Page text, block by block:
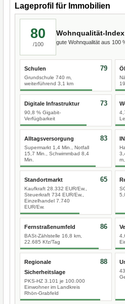
Lageprofil für Immobilien
80
/100
Wohnqualität-Index
gute Wohnqualität aus 100
Schulen
Grundschule 740 m,
weiterführend 3,1 km
79
Digitale Infrastruktur
90,8 % Gigabit-
Verfügbarkeit
73
Alltagsversorgung
Supermarkt 1,4 Min., Notfall
15,7 Min., Schwimmbad 8,4
Min.
83
Standortmarkt
Kaufkraft 28.332 EUR/Ew.,
Steuerkraft 734 EUR/Ew.,
Einzelhandel 7.740
EUR/Ew.
65
Fernstraßenumfeld
BASt-Zählstelle 16,8 km,
22.685 Kfz/Tag
86
Regionale
Sicherheitslage
PKS-HZ 3.101 je 100.000
Einwohner im Landkreis
Rhön-Grabfeld
88